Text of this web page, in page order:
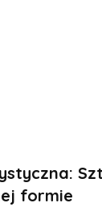
formie